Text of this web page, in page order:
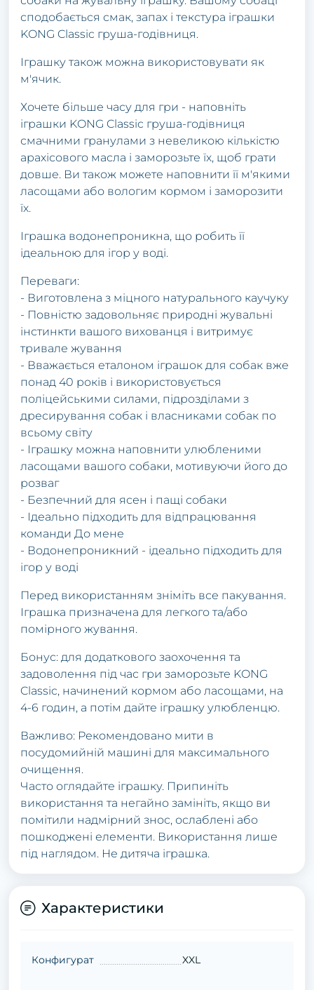
сподобається смак, запах і текстура іграшки
KONG Classic груша-годівниця.
Іграшку також можна використовувати як
м'ячик.
Хочете більше часу для гри - наповніть
іграшки KONG Classic груша-годівниця
смачними гранулами з невеликою кількістю
арахісового масла і заморозьте їх, щоб грати
довше. Ви також можете наповнити її м'якими
ласощами або вологим кормом і заморозити
їх.
Іграшка водонепроникна, що робить її
ідеальною для ігор у воді.
Переваги:
- Виготовлена з міцного натурального каучуку
- Повністю задовольняє природні жувальні
інстинкти вашого вихованця і витримує
тривале жування
- Вважається еталоном іграшок для собак вже
понад 40 років і використовується
поліцейськими силами, підрозділами з
дресирування собак і власниками собак по
всьому світу
- Іграшку можна наповнити улюбленими
ласощами вашого собаки, мотивуючи його до
розваг
- Безпечний для ясен і пащі собаки
- Ідеально підходить для відпрацювання
команди До мене
- Водонепроникний - ідеально підходить для
ігор у воді
Перед використанням зніміть все пакування.
Іграшка призначена для легкого та/або
помірного жування.
Бонус: для додаткового заохочення та
задоволення під час гри заморозьте KONG
Classic, начинений кормом або ласощами, на
4-6 годин, а потім дайте іграшку улюбленцю.
Важливо: Рекомендовано мити в
посудомийній машині для максимального
очищення.
Часто оглядайте іграшку. Припиніть
використання та негайно замініть, якщо ви
помітили надмірний знос, ослаблені або
пошкоджені елементи. Використання лише
під наглядом. Не дитяча іграшка.
Характеристики
Конфигурат XXL